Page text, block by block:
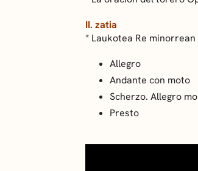
II. zatia
* Laukotea Re
Allegro
Andante con moto
Scherzo. Allegro
Presto